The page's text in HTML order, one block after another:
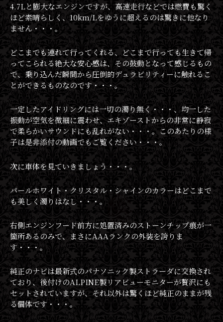
4.7Lと膨大なエンジンですが、高速走行などでは燃費も驚く
ほど素晴らしく、10km/Lをゆうに超えるのは驚きに他なり
ません・・・。
どこまでも連れて行ってくれる、どこまで行っても生きて帰
ってこられる絶大な安心感は、その鼓動となって感じるもの
で、乗り込んだ瞬間から圧倒的デュラビリティーに触れるこ
とができるものなのです・・・。
一定したアイドリングには一切の濁り無く・・・、均一した
振動が空気を微細に震わせ、エキゾーストからの非常に静寂
で柔らかいサウンドにも乱れがない・・・。このあたりの様
子は是非添付の動画でもご覧ください・・・。
次に車体を見ていきましょう・・・。
パールホワイト・クリスタル・シャインのカラーはどこまで
も美しく濁りはなし・・・。
右側エンジンフード前方に処置済みのストーンチップ痕が一
箇所あるのみで、まさにAAAランクの外装を誇りま
す・・・。
純正のナビは最新式のパナソニック製ストラーダに交換され
ており、後付けのALPINE製リアビューモニターが贅沢にも
セットされていますが、それ以外は驚くほど純正のままが残
る個体です・・・。